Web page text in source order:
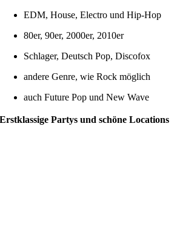
EDM, House, Electro und Hip-Hop
80er, 90er, 2000er, 2010er
Schlager, Deutsch Pop, Discofox
andere Genre, wie Rock möglich
auch Future Pop und New Wave
Erstklassige Partys und schöne Locations